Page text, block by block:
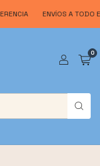
ENVÍOS A TODO EL PAÍS
0